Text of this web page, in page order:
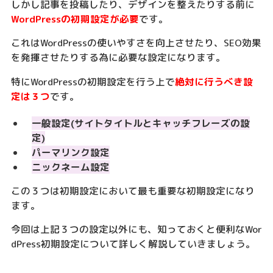
しかし記事を投稿したり、デザインを整えたりする前に
WordPressの初期設定が必要です。
これはWordPressの使いやすさを向上させたり、SEO効果
を発揮させたりする為に必要な設定になります。
特にWordPressの初期設定を行う上で絶対に行うべき設
定は３つです。
一般設定(サイトタイトルとキャッチフレーズの設
定)
パーマリンク設定
ニックネーム設定
この３つは初期設定において最も重要な初期設定になり
ます。
今回は上記３つの設定以外にも、知っておくと便利なWor
dPress初期設定について詳しく解説していきましょう。